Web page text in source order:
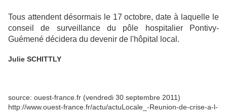
Tous attendent désormais le 17 octobre, date à laquelle le
conseil de surveillance du pôle hospitalier Pontivy-
Guémené décidera du devenir de l'hôpital local.
Julie SCHITTLY
source: ouest-france.fr (vendredi 30 septembre 2011)
http://www.ouest-france.fr/actu/actuLocale_-Reunion-de-crise-a-l-